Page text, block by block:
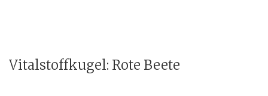
Vitalstoffkugel: Rote Beete